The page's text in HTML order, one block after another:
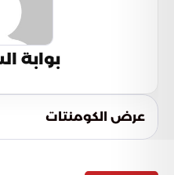
بوابة
عرض الكومنتات